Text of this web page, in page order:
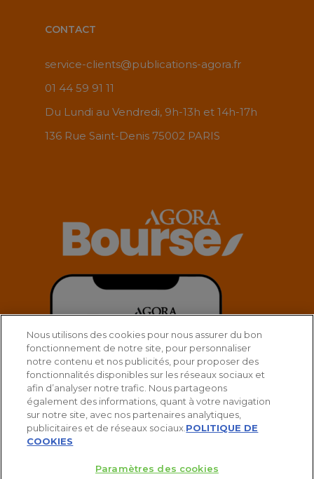
CONTACT
service-clients@publications-agora.fr
01 44 59 91 11
Du Lundi au Vendredi, 9h-13h et 14h-17h
136 Rue Saint-Denis 75002 PARIS
Nous utilisons des cookies pour nous assurer du bon
fonctionnement de notre site, pour personnaliser
notre contenu et nos publicités, pour proposer des
fonctionnalités disponibles sur les réseaux sociaux et
afin d’analyser notre trafic. Nous partageons
également des informations, quant à votre navigation
sur notre site, avec nos partenaires analytiques,
publicitaires et de réseaux sociaux. POLITIQUE DE
COOKIES
Paramètres des cookies